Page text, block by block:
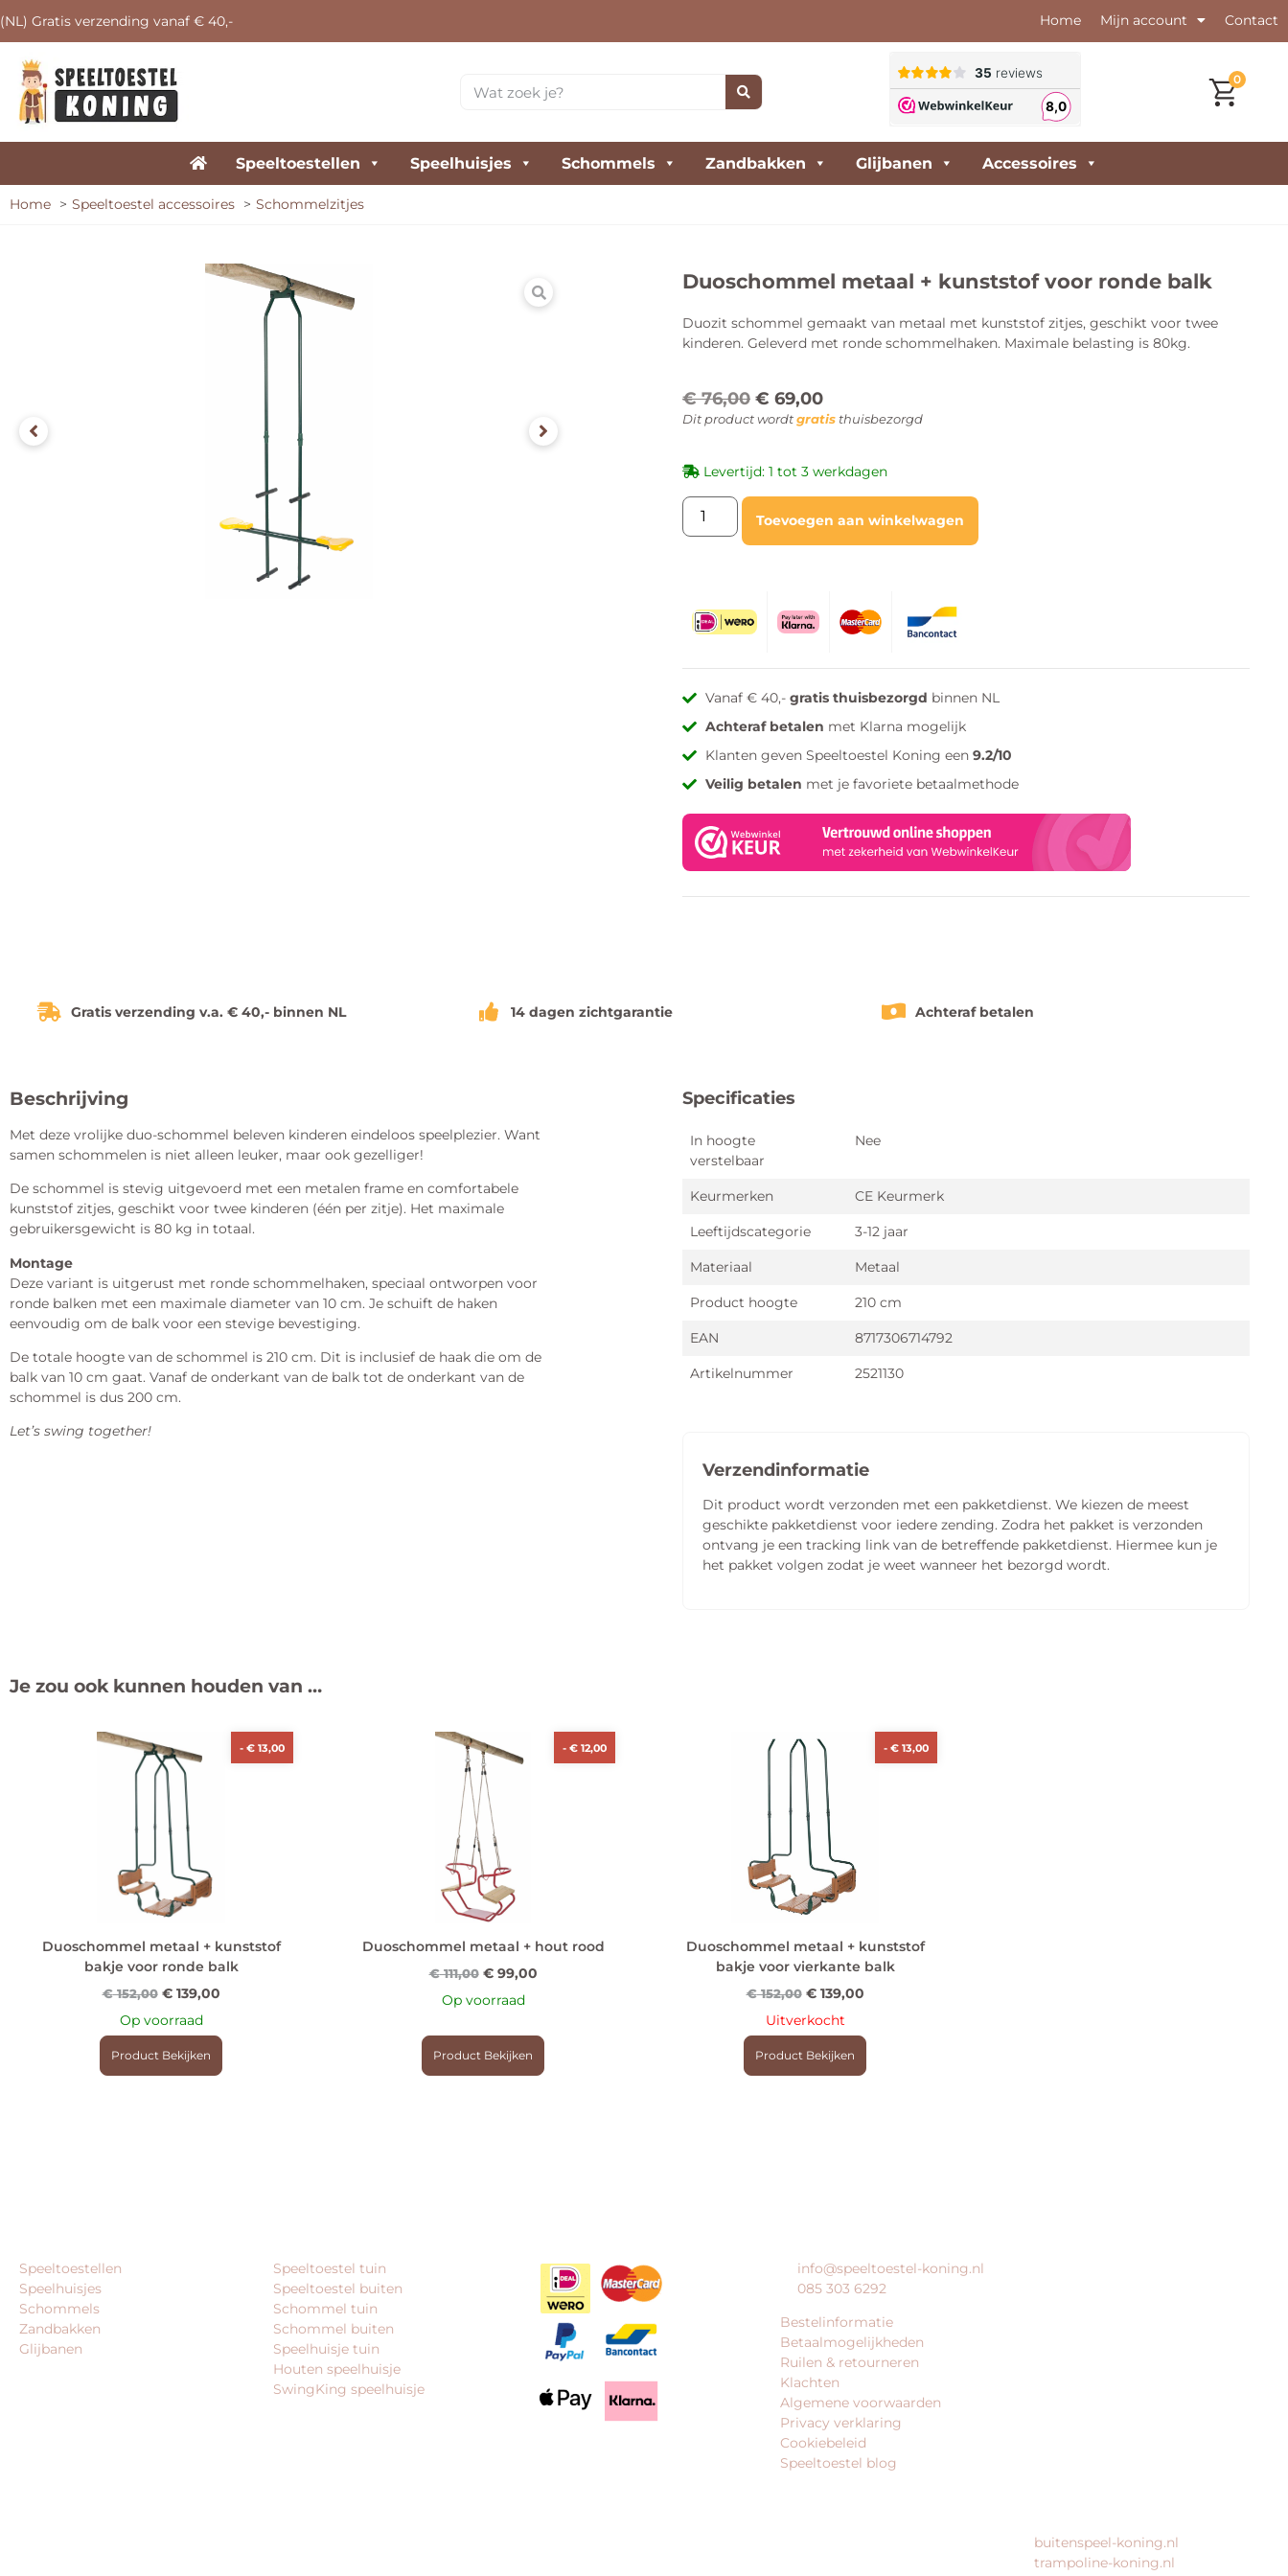
(NL) Gratis verzending vanaf € 40,- Home Mijn account Contact
0
Speeltoestellen Speelhuisjes Schommels Zandbakken Glijbanen Accessoires
Home Speeltoestel accessoires Schommelzitjes
Duoschommel metaal + kunststof voor ronde balk
Duozit schommel gemaakt van metaal met kunststof zitjes, geschikt voor twee
kinderen. Geleverd met ronde schommelhaken. Maximale belasting is 80kg.
€76,00 € 69,00
Dit product wordt gratis thuisbezorgd
Levertijd: 1 tot 3 werkdagen
Toevoegen aan winkelwagen
Vanaf € 40,- gratis thuisbezorgd binnen NL
Achteraf betalen met Klarna mogelijk
Klanten geven Speeltoestel Koning een 9.2/10
Veilig betalen met je favoriete betaalmethode
Gratis verzending v.a. € 40,- binnen NL 14 dagen zichtgarantie Achteraf betalen
Beschrijving
Met deze vrolijke duo-schommel beleven kinderen eindeloos speelplezier. Want
samen schommelen is niet alleen leuker, maar ook gezelliger!
De schommel is stevig uitgevoerd met een metalen frame en comfortabele
kunststof zitjes, geschikt voor twee kinderen (één per zitje). Het maximale
gebruikersgewicht is 80 kg in totaal.
Montage
Deze variant is uitgerust met ronde schommelhaken, speciaal ontworpen voor
ronde balken met een maximale diameter van 10 cm. Je schuift de haken
eenvoudig om de balk voor een stevige bevestiging.
De totale hoogte van de schommel is 210 cm. Dit is inclusief de haak die om de
balk van 10 cm gaat. Vanaf de onderkant van de balk tot de onderkant van de
schommel is dus 200 cm.
Let’s swing together!
Specificaties
In hoogte
verstelbaar
Nee
Keurmerken CE Keurmerk
Leeftijdscategorie 3-12 jaar
Materiaal Metaal
Product hoogte 210 cm
EAN 8717306714792
Artikelnummer 2521130
Verzendinformatie
Dit product wordt verzonden met een pakketdienst. We kiezen de meest
geschikte pakketdienst voor iedere zending. Zodra het pakket is verzonden
ontvang je een tracking link van de betreffende pakketdienst. Hiermee kun je
het pakket volgen zodat je weet wanneer het bezorgd wordt.
Je zou ook kunnen houden van …
-€ 13,00
Duoschommel metaal + kunststof
bakje voor ronde balk
€152,00 €139,00
Op voorraad
Product Bekijken
-€ 12,00
Duoschommel metaal + hout rood
€111,00 €99,00
Op voorraad
Product Bekijken
-€ 13,00
Duoschommel metaal + kunststof
bakje voor vierkante balk
€152,00 €139,00
Uitverkocht
Product Bekijken
Speeltoestellen
Speelhuisjes
Schommels
Zandbakken
Glijbanen
Speeltoestel tuin
Speeltoestel buiten
Schommel tuin
Schommel buiten
Speelhuisje tuin
Houten speelhuisje
SwingKing speelhuisje
info@speeltoestel-koning.nl
085 303 6292
Bestelinformatie
Betaalmogelijkheden
Ruilen & retourneren
Klachten
Algemene voorwaarden
Privacy verklaring
Cookiebeleid
Speeltoestel blog
buitenspeel-koning.nl
trampoline-koning.nl